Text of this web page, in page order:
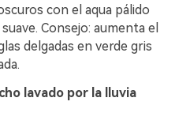
con el aqua pálido
Consejo: aumenta el
delgadas en verde gris
lavado por la lluvia